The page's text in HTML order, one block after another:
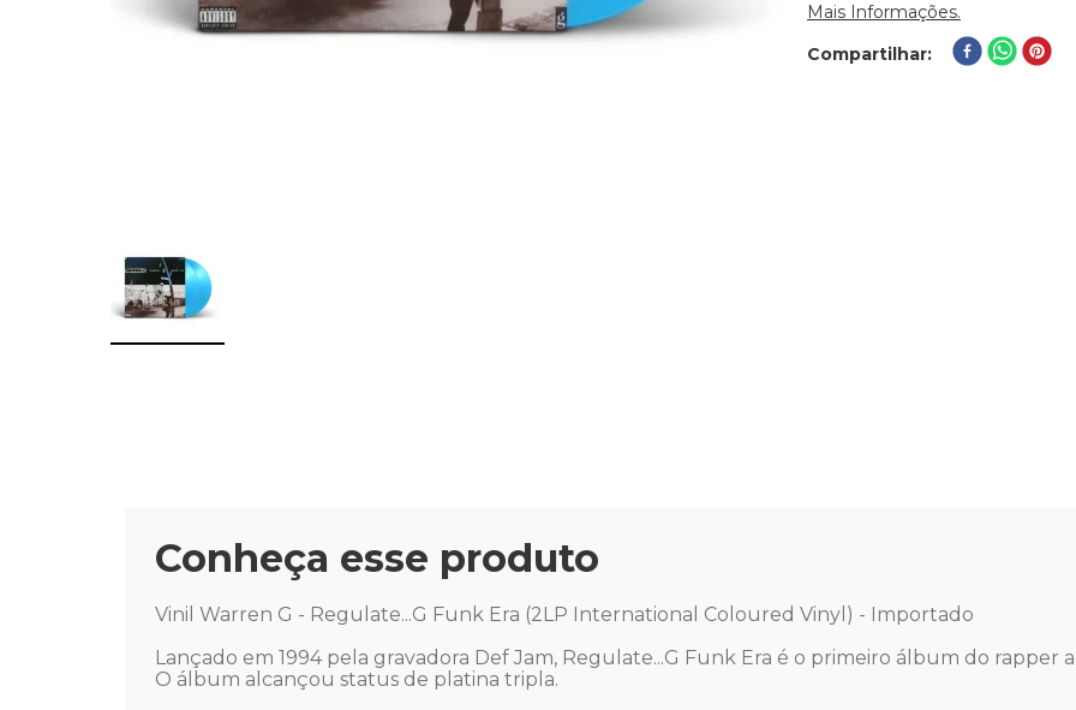
Mais Informações.
Compartilhar
Conheça esse produto
Vinil Warren G - Regulate...G Funk Era (2LP International Coloured Vinyl) - Importado
Lançado em 1994 pela gravadora Def Jam, Regulate...G Funk Era é o primeiro álbum do rapper
O álbum alcançou status de platina tripla.